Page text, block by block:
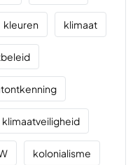
kleuren klimaat
klimaatveiligheid
kolonialisme